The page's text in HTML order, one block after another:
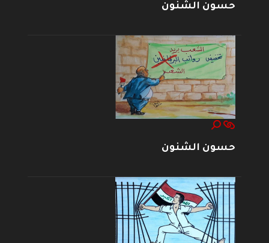
حسون الشنون
حسون الشنون